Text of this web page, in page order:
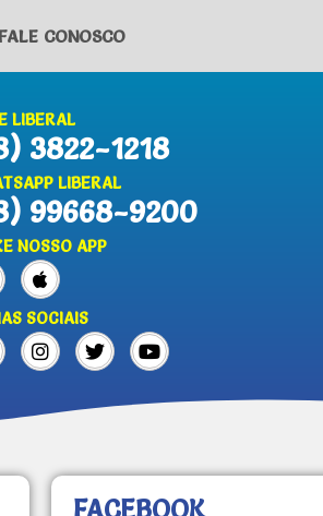
CONOSCO
LIBERAL
3822-1218
LIBERAL
99668-9200
NOSSO APP
SOCIAIS